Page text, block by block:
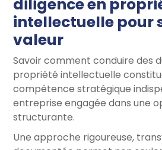
diligence en
intellectuelle pour
valeur
Savoir comment conduire des
propriété intellectuelle
compétence stratégique
entreprise engagée dans une
structurante.
Une approche rigoureuse,